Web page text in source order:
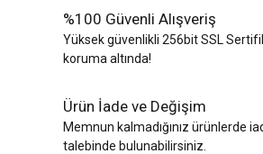
%100 Güvenli Alışveriş
Yüksek güvenlikli 256bit SSL
koruma altında!
Ürün İade ve Değişim
Memnun kalmadığınız ürünlerde
talebinde bulunabilirsiniz.